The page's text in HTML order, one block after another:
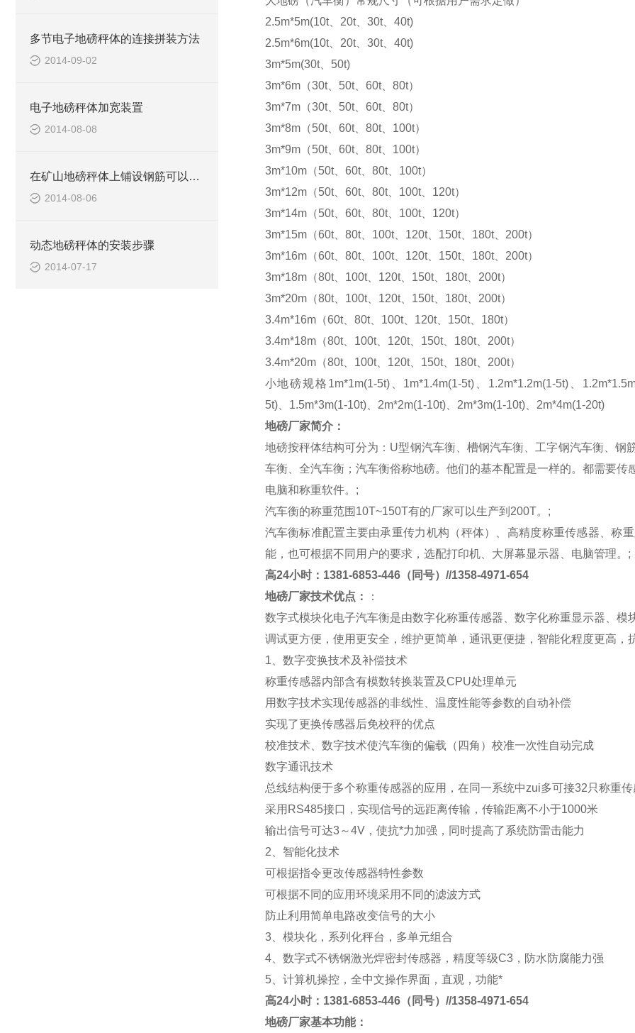
多节电子地磅秤体的连接拼装方法
2014-09-02
电子地磅秤体加宽装置
2014-08-08
在矿山地磅秤体上铺设钢筋可以防滑
2014-08-06
动态地磅秤体的安装步骤
2014-07-17
2.5m*5m(10t、20t、30t、40t)
2.5m*6m(10t、20t、30t、40t)
3m*5m(30t、50t)
3m*6m（30t、50t、60t、80t）
3m*7m（30t、50t、60t、80t）
3m*8m（50t、60t、80t、100t）
3m*9m（50t、60t、80t、100t）
3m*10m（50t、60t、80t、100t）
3m*12m（50t、60t、80t、100t、120t）
3m*14m（50t、60t、80t、100t、120t）
3m*15m（60t、80t、100t、120t、150t、180t、200t）
3m*16m（60t、80t、100t、120t、150t、180t、200t）
3m*18m（80t、100t、120t、150t、180t、200t）
3m*20m（80t、100t、120t、150t、180t、200t）
3.4m*16m（60t、80t、100t、120t、150t、180t）
3.4m*18m（80t、100t、120t、150t、180t、200t）
3.4m*20m（80t、100t、120t、150t、180t、200t）
小地磅规格 1m*1m(1-5t)、1m*1.4m(1-5t)、1.2m*1.2m(1-5t)、
5t)、1.5m*3m(1-10t)、2m*2m(1-10t)、2m*3m(1-10t)、2m*4m(1-20t)
地磅厂家简介：
地磅按秤体结构可分为： U型钢汽车衡、槽钢汽车衡、工字钢汽车衡、钢
车衡、全汽车衡；汽车衡俗称地磅。他们的基本配置是一样的。都需要
电脑和称重软件。 ;
汽车衡的称重范围 10T~150T有的厂家可以生产到 200T。 ;
汽车衡标准配置主要由承重传力机构（秤体）、高精度称重传感器、称
能，也可根据不同用户的要求，选配打印机、大屏幕显示器、电脑管理。 ;
高24小时：1381-6853-446（同号）//1358-4971-654
地磅厂家技术优点：
：
数字式模块化电子汽车衡是由数字化称重传感器、数字化称重显示器、
调试更方便，使用更安全，维护更简单，通讯更便捷，智能化程度更高，
1 、数字变换技术及补偿技术
称重传感器内部含有模数转换装置及CPU处理单元
用数字技术实现传感器的非线性、温度性能等参数的自动补偿
实现了更换传感器后免校秤的优点
校准技术、数字技术使汽车衡的偏载（四角）校准一次性自动完成
数字通讯技术
总线结构便于多个称重传感器的应用，在同一系统中zui多可接32 只称重
采用 RS485接口，实现信号的远距离传输，传输距离不小于1000米
输出信号可达3～4V，使抗*力加强，同时提高了系统防雷击能力
2 、智能化技术
可根据指令更改传感器特性参数
可根据不同的应用环境采用不同的滤波方式
防止利用简单电路改变信号的大小
3、模块化，系列化秤台，多单元组合
4、数字式不锈钢激光焊密封传感器，精度等级C3，防水防腐能力强
5、计算机操控，全中文操作界面，直观，功能*
高24小时：1381-6853-446（同号）//1358-4971-654
地磅厂家基本功能：